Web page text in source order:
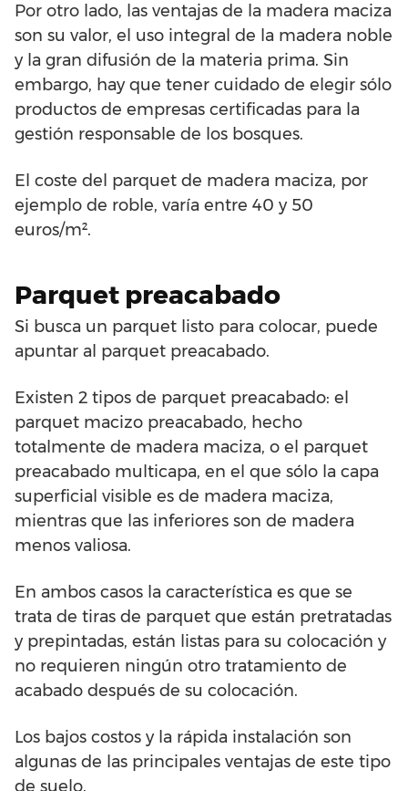
Por otro lado, las ventajas de la madera maciza
son su valor, el uso integral de la madera noble
y la gran difusión de la materia prima. Sin
embargo, hay que tener cuidado de elegir sólo
productos de empresas certificadas para la
gestión responsable de los bosques.
El coste del parquet de madera maciza, por
ejemplo de roble, varía entre 40 y 50
euros/m².
Parquet preacabado
Si busca un parquet listo para colocar, puede
apuntar al parquet preacabado.
Existen 2 tipos de parquet preacabado: el
parquet macizo preacabado, hecho
totalmente de madera maciza, o el parquet
preacabado multicapa, en el que sólo la capa
superficial visible es de madera maciza,
mientras que las inferiores son de madera
menos valiosa.
En ambos casos la característica es que se
trata de tiras de parquet que están pretratadas
y prepintadas, están listas para su colocación y
no requieren ningún otro tratamiento de
acabado después de su colocación.
Los bajos costos y la rápida instalación son
algunas de las principales ventajas de este tipo
de suelo.